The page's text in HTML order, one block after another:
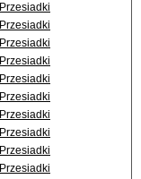
Przesiadki
Przesiadki
Przesiadki
Przesiadki
Przesiadki
Przesiadki
Przesiadki
Przesiadki
Przesiadki
Przesiadki